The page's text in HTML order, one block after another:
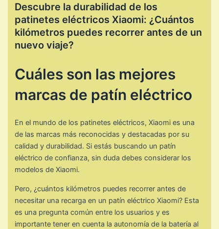
Descubre la durabilidad de los
patinetes eléctricos Xiaomi: ¿Cuántos
kilómetros puedes recorrer antes de un
nuevo viaje?
Cuáles son las mejores
marcas de patín eléctrico
En el mundo de los patinetes eléctricos, Xiaomi es una
de las marcas más reconocidas y destacadas por su
calidad y durabilidad. Si estás buscando un patín
eléctrico de confianza, sin duda debes considerar los
modelos de Xiaomi.
Pero, ¿cuántos kilómetros puedes recorrer antes de
necesitar una recarga en un patín eléctrico Xiaomi? Esta
es una pregunta común entre los usuarios y es
importante tener en cuenta la autonomía de la batería al